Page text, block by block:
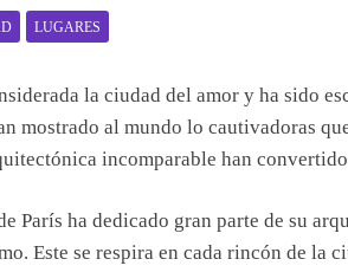
LUGARES
la ciudad del amor y ha sido
mostrado al mundo lo cautivadoras
incomparable han
París ha dedicado gran parte de su
Este se respira en cada rincón de la